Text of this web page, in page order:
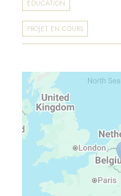
ÉDUCATION
PROJET EN COURS